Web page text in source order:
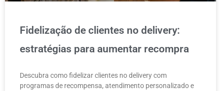
Fidelização de clientes no delivery:
estratégias para aumentar recompra
Descubra como fidelizar clientes no delivery com
programas de recompensa, atendimento personalizado e